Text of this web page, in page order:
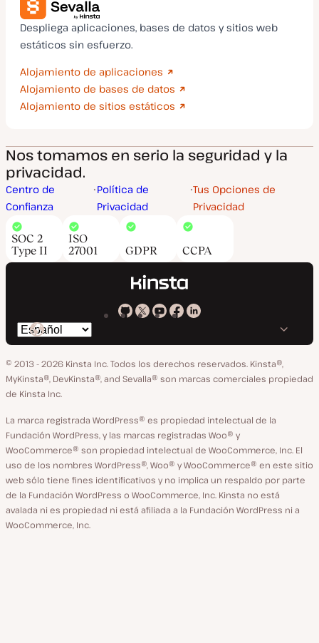
Despliega aplicaciones, bases de datos y sitios web
estáticos sin esfuerzo.
Alojamiento de aplicaciones
Alojamiento de bases de datos
Alojamiento de sitios estáticos
Nos tomamos en serio la seguridad y la
privacidad.
Centro de
Confianza
Política de
Privacidad
Tus Opciones de
Privacidad
SOC 2
Type II
ISO
27001
GDPR CCPA
Kinsta
GitHub
Kinsta
X
Kinsta
YouTube
Kinsta
Facebook
Kinsta
LinkedIn
Cambiar
idioma
© 2013 - 2026 Kinsta Inc. Todos los derechos reservados. Kinsta®,
MyKinsta®, DevKinsta®, and Sevalla® son marcas comerciales propiedad
de Kinsta Inc.
La marca registrada WordPress® es propiedad intelectual de la
Fundación WordPress, y las marcas registradas Woo® y
WooCommerce® son propiedad intelectual de WooCommerce, Inc. El
uso de los nombres WordPress®, Woo® y WooCommerce® en este sitio
web sólo tiene fines identificativos y no implica un respaldo por parte
de la Fundación WordPress o WooCommerce, Inc. Kinsta no está
avalada ni es propiedad ni está afiliada a la Fundación WordPress ni a
WooCommerce, Inc.